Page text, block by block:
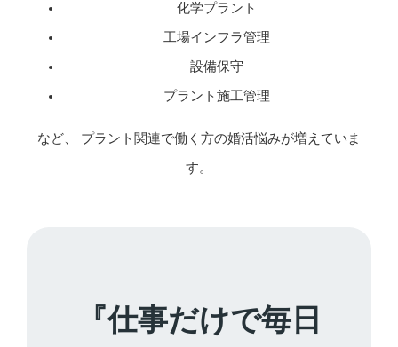
化学プラント
工場インフラ管理
設備保守
プラント施工管理
など、 プラント関連で働く方の婚活悩みが増えていま
す。
『仕事だけで毎日